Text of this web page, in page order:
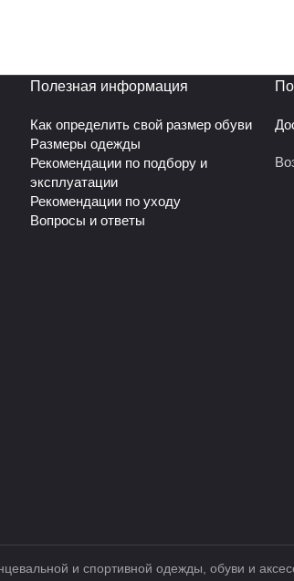
Полезная информация
Как определить свой размер обуви
Размеры одежды
Рекомендации по подбору и
эксплуатации
Рекомендации по уходу
Вопросы и ответы
и спортивной одежды, обуви и